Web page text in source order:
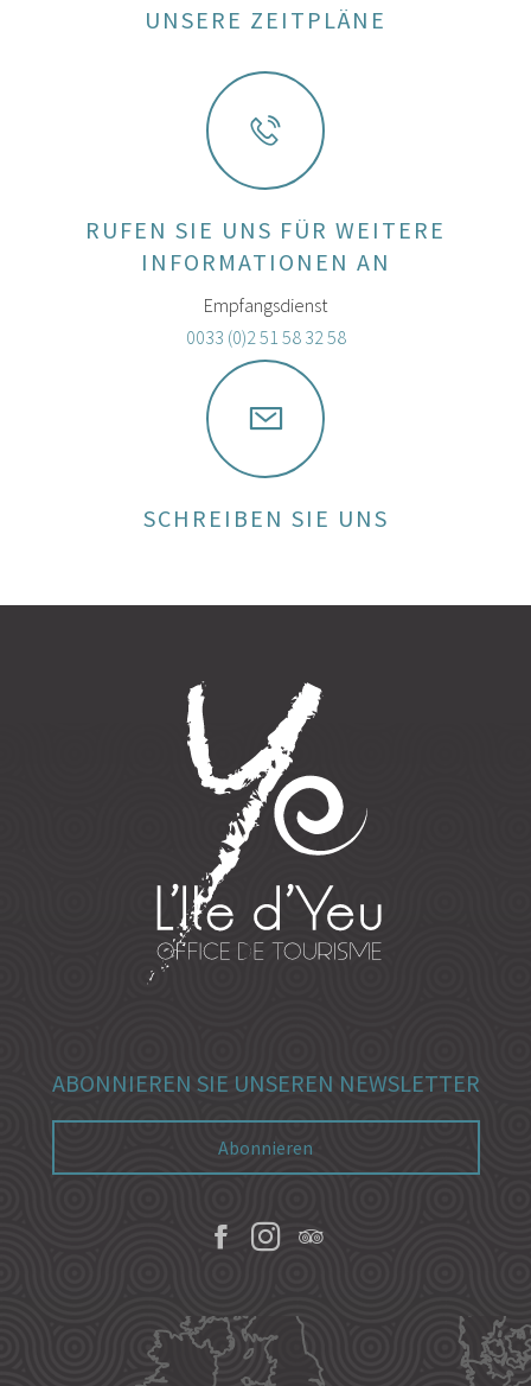
UNSERE ZEITPLÄNE
RUFEN SIE UNS FÜR WEITERE
INFORMATIONEN AN
Empfangsdienst
0033 (0)2 51 58 32 58
SCHREIBEN SIE UNS
ABONNIEREN SIE UNSEREN NEWSLETTER
Abonnieren